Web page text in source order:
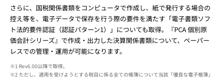
さらに、国税関係書類をコンピュータで作成し、紙で発行する場合の
控え等を、電子データで保存を行う際の要件を満たす「電子書類ソフ
ト法的要件認証（認証パターン1）」についても取得。『PCA 個別原
価会計シリーズ』で作成・出力した決算関係書類について、ペーパー
レスでの管理・運用が可能になります。
※1 Rev6.00以降で取得。
※2 ただし、適用を受けようとする税目に係る全ての帳簿について当該「優良な電子帳簿」